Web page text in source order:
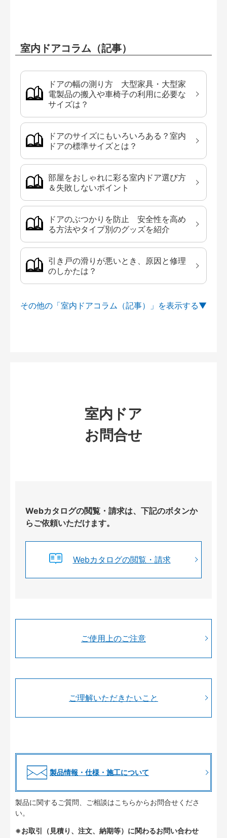
室内ドアコラム（記事）
ドアの幅の測り方 大型家具・大型家
電製品の搬入や車椅子の利用に必要な
サイズは？
ドアのサイズにもいろいろある？室内
ドアの標準サイズとは？
部屋をおしゃれに彩る室内ドア選び方
＆失敗しないポイント
ドアのぶつかりを防止 安全性を高め
る方法やタイプ別のグッズを紹介
引き戸の滑りが悪いとき、原因と修理
のしかたは？
その他の「室内ドアコラム（記事）」を
室内ドア
お問合せ
Webカタログの閲覧・請求は、下記のボタンか
らご依頼いただけます。
Webカタログの閲覧・請求
ご使用上のご注意
ご理解いただきたいこと
製品情報・仕様・施工について
製品に関するご質問、ご相談はこちらからお問合せくださ
い。
※お取引（見積り、注文、納期等）に関わるお問い合わせ